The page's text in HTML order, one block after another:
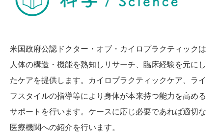
米国政府公認ドクター・オブ・カイロプラクティックは
人体の構造・機能を熟知しリサーチ、臨床経験を元にし
たケアを提供します。カイロプラクティックケア、ライ
フスタイルの指導等により身体が本来持つ能力を高める
サポートを行います。ケースに応じ必要であれば適切な
医療機関への紹介を行います。